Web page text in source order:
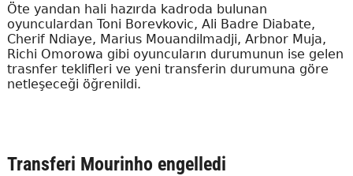
Öte yandan hali hazırda kadroda bulunan
oyunculardan Toni Borevkovic, Ali Badre Diabate,
Cherif Ndiaye, Marius Mouandilmadji, Arbnor Muja,
Richi Omorowa gibi oyuncuların durumunun ise gelen
trasnfer teklifleri ve yeni transferin durumuna göre
netleşeceği öğrenildi.
Transferi Mourinho engelledi